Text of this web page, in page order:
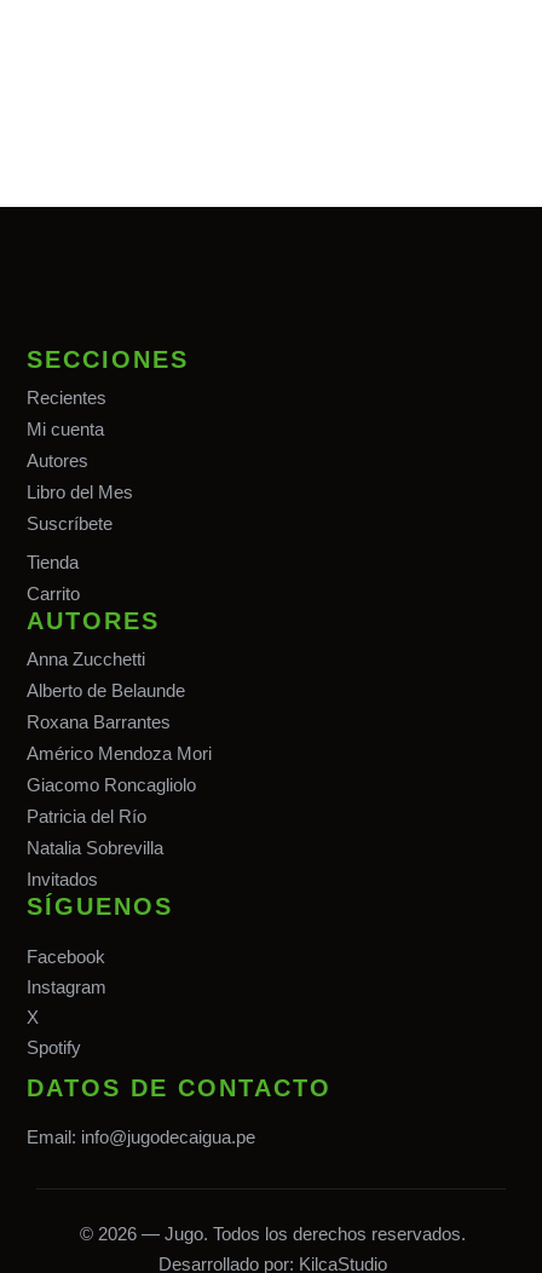
SECCIONES
Recientes
Mi cuenta
Autores
Libro del Mes
Suscríbete
Tienda
Carrito
AUTORES
Anna Zucchetti
Alberto de Belaunde
Roxana Barrantes
Américo Mendoza Mori
Giacomo Roncagliolo
Patricia del Río
Natalia Sobrevilla
Invitados
SÍGUENOS
Facebook
Instagram
X
Spotify
DATOS DE CONTACTO
Email: info@jugodecaigua.pe
© 2026 — Jugo. Todos los derechos reservados.
Desarrollado por: KilcaStudio